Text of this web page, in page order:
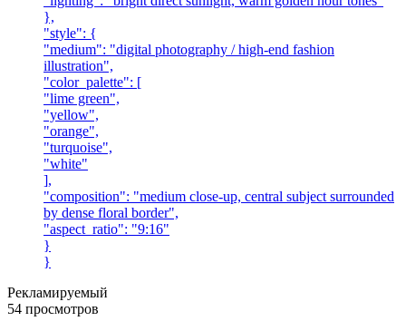
},
"style": {
"medium": "digital photography / high-end fashion
illustration",
"color_palette": [
"lime green",
"yellow",
"orange",
"turquoise",
"white"
],
"composition": "medium close-up, central subject surrounded
by dense floral border",
"aspect_ratio": "9:16"
}
}
Рекламируемый
54 просмотров